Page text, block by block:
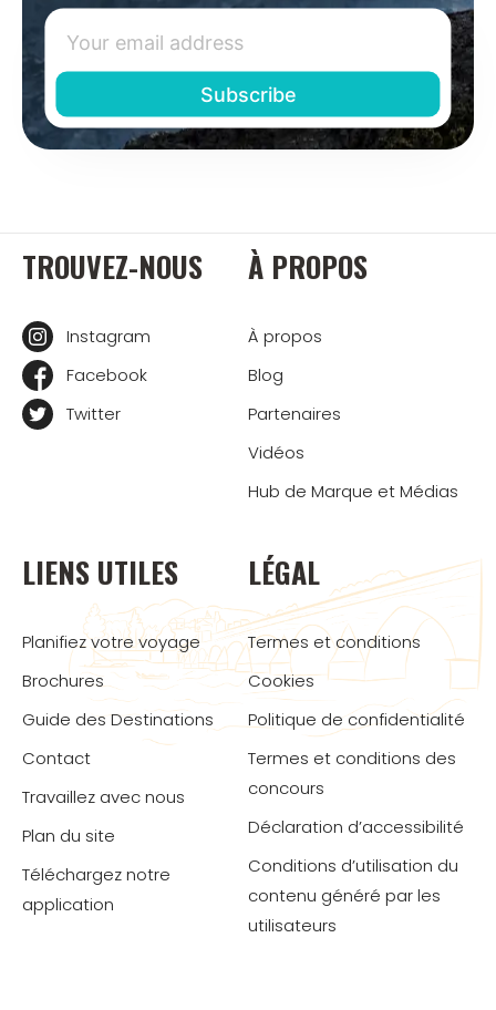
TROUVEZ-NOUS
Instagram
Facebook
Twitter
À PROPOS
À propos
Blog
Partenaires
Vidéos
Hub de Marque et Médias
LIENS UTILES
Planifiez votre voyage
Brochures
Guide des Destinations
Contact
Travaillez avec nous
Plan du site
Téléchargez notre
application
LÉGAL
Termes et conditions
Cookies
Politique de confidentialité
Termes et conditions des
concours
Déclaration d’accessibilité
Conditions d’utilisation du
contenu généré par les
utilisateurs